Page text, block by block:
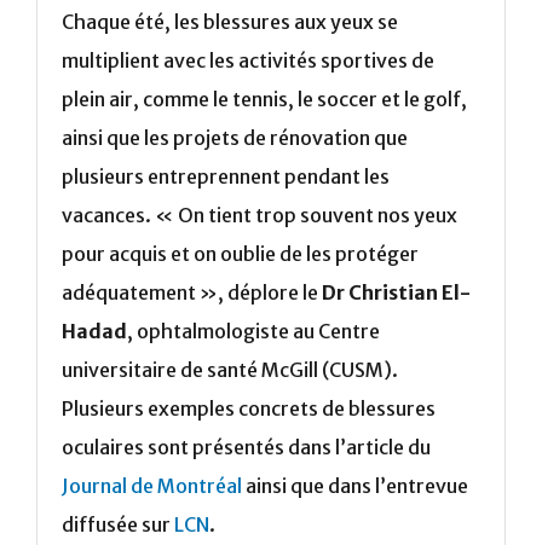
Chaque été, les blessures aux yeux se
multiplient avec les activités sportives de
plein air, comme le tennis, le soccer et le golf,
ainsi que les projets de rénovation que
plusieurs entreprennent pendant les
vacances. « On tient trop souvent nos yeux
pour acquis et on oublie de les protéger
adéquatement », déplore le Dr Christian El-
Hadad , ophtalmologiste au Centre
universitaire de santé McGill (CUSM).
Plusieurs exemples concrets de blessures
oculaires sont présentés dans l’article du
Journal de Montréal ainsi que dans l’entrevue
diffusée sur LCN.